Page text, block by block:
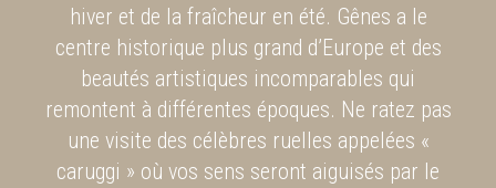
hiver et de la fraîcheur en été. Gênes a le
centre historique plus grand d’Europe et des
beautés artistiques incomparables qui
remontent à différentes époques. Ne ratez pas
une visite des célèbres ruelles appelées «
caruggi » où vos sens seront aiguisés par le